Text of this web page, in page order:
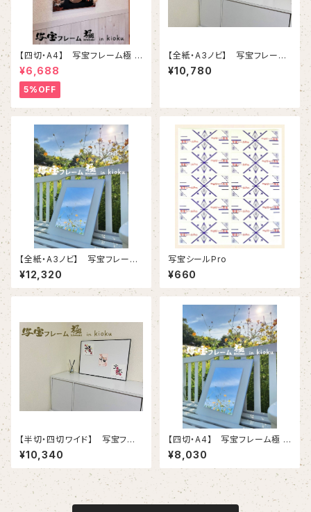
【四切・A4】 写宝フレーム極 (
kiwami) in kioku-（ 小/ ブラ
ウン ）
¥6,688
5%OFF
【全紙・A3ノビ】 写宝フレーム
極 ( kiwami) in kioku-（ 大 /
ブラック ）
¥10,780
【全紙・A3ノビ】 写宝フレーム
極 ( kiwami) in kioku-（ 大 /
シルバー ）
¥12,320
写宝シールPro
¥660
【半切・四切ワイド】 写宝フレ
ーム極 ( kiwami) in kioku-（
中/ ブラック ）
¥10,340
【四切・A4】 写宝フレーム極 (
kiwami) in kioku-（ 小/ シル
バー ）
¥8,030